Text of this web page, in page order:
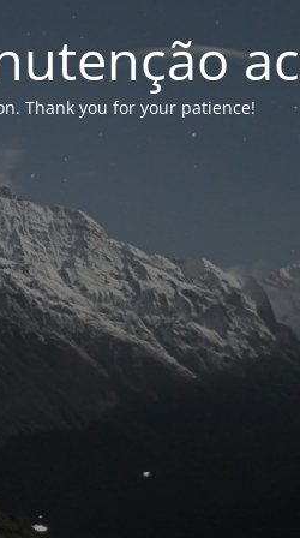
Thank you for your patience!